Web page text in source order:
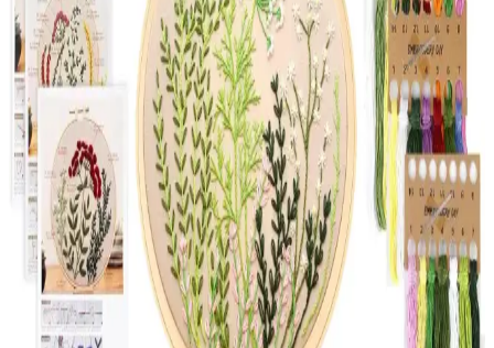
2025'te Kanaviçe Yatak Odası Takımlarıyla
Zarafetin 5 Sırrı
Kanaviçe yatak odası takımlarıyla evinize özgünlük ve şıklık katın.
Fiyatları ve dekorasyon ipuçlarını hemen keşfedin! Hemen
inceleyin.
En Güzel Havlu İşleme Modelleri ve Dekorasyonda
Zarif Detaylar Hakkında Bilgi
Havlu işleme teknikleri, modelleri ve dekorasyona etkileri hakkında
detaylı bilgi içerir. Geleneksel ve modern tasarımlarla evinizde şıklık
ve kişisel dokunuşlar yaratın.
Kanaviçe Başlangıç Setleri ile Ev Dekorasyonunda
Yaratıcı ve Şık Detaylar